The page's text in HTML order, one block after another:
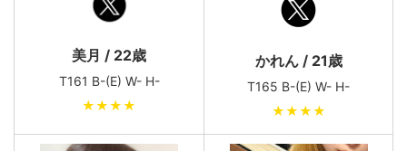
美月 / 22歳
T161 B-(E) W- H-
★★★★
かれん / 21歳
T165 B-(E) W- H-
★★★★